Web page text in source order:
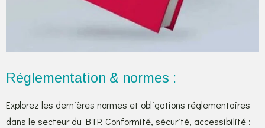
Réglementation & normes :
Explorez les dernières normes et obligations réglementaires
dans le secteur du BTP. Conformité, sécurité, accessibilité :